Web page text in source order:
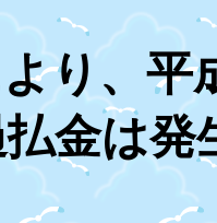
り、平
金は発